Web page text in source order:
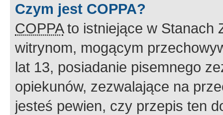
Czym jest COPPA?
COPPAto istniejące w Stanach
witrynom, mogącym
lat 13, posiadanie pisemnego
opiekunów, zezwalające na
jesteś pewien, czy przepis ten